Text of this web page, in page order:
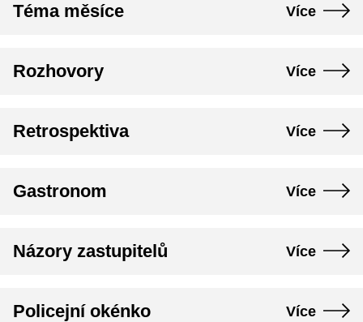
Téma měsíce Více
Rozhovory Více
Retrospektiva Více
Gastronom Více
Názory zastupitelů Více
Policejní okénko Více